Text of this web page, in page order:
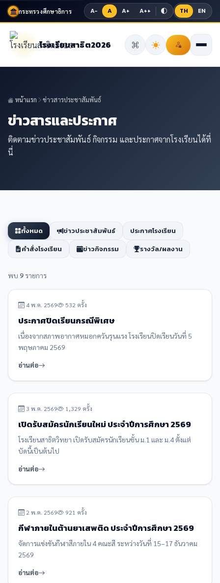
กระทรวงศึกษาธิการ A− A A+ A++ TH EN
โรงเรียนสาธิต2026
หน้าแรก ข่าวสารประชาสัมพันธ์
ข่าวสารและประกาศ
ติดตามข่าวประชาสัมพันธ์ กิจกรรม และประกาศจากโรงเรียนได้ที่
นี่
ทั้งหมด ข่าวประชาสัมพันธ์
ประกาศโรงเรียน
คำสั่งโรงเรียน
ข่าวกิจกรรม รางวัล/ผลงาน
พบ 9 รายการ
ประกาศโรงเรียน
4 พ.ค. 2569 532 ครั้ง
ประกาศปิดเรียนกรณีพิเศษ
เนื่องจากสภาพอากาศหมอกควันรุนแรง โรงเรียนปิดเรียนวันที่ 5
พฤษภาคม 2569
อ่านต่อ
ข่าวประชาสัมพันธ์
3 พ.ค. 2569 1,329 ครั้ง
เปิดรับสมัครนักเรียนใหม่ ประจำปีการศึกษา 2569
โรงเรียนสาธิตวิทยา เปิดรับสมัครนักเรียนชั้น ม.1 และ ม.4 ตั้งแต่
บัดนี้เป็นต้นไป
อ่านต่อ
ข่าวประชาสัมพันธ์
2 พ.ค. 2569 921 ครั้ง
กีฬาภายในต้านยาเสพติด ประจำปีการศึกษา 2569
จัดการแข่งขันกีฬาสีภายใน 4 คณะสี ระหว่างวันที่ 15–17 ธันวาคม
2569
อ่านต่อ